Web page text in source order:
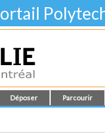
Déposer Parcourir